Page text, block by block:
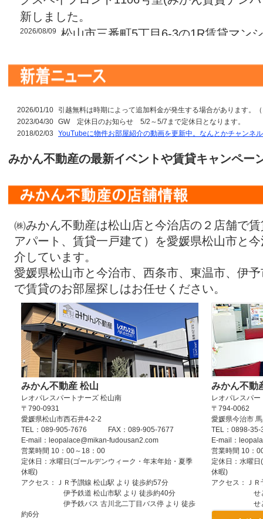
新しました。
2026/08/09
松山市三番町5丁目6-3の1R賃貸マン
2026/08/09 松山市上野町77のペット可(犬可)1K
ッヂ上野303号室(みかん賃貸ナンバー：
松山市桑原7丁目6-29の1R賃貸マン
(みかん賃貸ナンバー：32459)の情報を更新
松山市道後湯之町10-12の1K賃貸マン
た。
2026/08/09
松山市枝松6丁目9-6の1DK賃貸マン
402号室(みかん賃貸ナンバー：32498)の情報
2026/08/09
松山市美沢2丁目2-12のリノベーショ
ン、美沢レジデンス603号室(みかん賃貸ナン
更新しました。
2026/08/09
松山市松末1丁目2-11の1DK賃貸マン
ZERO206号室(みかん賃貸ナンバー：
た。
2026/08/09
松山市土居田町725-9の1K賃貸マンシ
居田17号室(みかん賃貸ナンバー：487582)の
2026/08/09
松山市山越4丁目9-36の2LDK賃貸ア
越202号室(みかん賃貸ナンバー：50203)の情
2026/08/09
松山市朝生田町1丁目5-15の1K賃貸
G&K402号室(みかん賃貸ナンバー：510343)
2026/08/09 松山市古三津1丁目20-4の2DK賃貸マ
津106号室(みかん賃貸ナンバー：25218)の情
2026/08/09
松山市安城寺町94-1の2DK賃貸マン
号室(みかん賃貸ナンバー：226340)の情報を
松山市土居町1104-1の2LDK賃貸アパ
2026/01/10
引越無料は時期によって追加料金が発生する場合があります。
2023/04/30 GW 定休日のお知らせ 5/2～5/7まで定休日となります。
2018/02/03
YouTubeに物件お部屋紹介の動画を更新中。なんとかチャンネ
みかん不動産の最新イベントや賃貸キャンペー
㈱みかん不動産は松山店と今治店の２店舗で
アパート、賃貸一戸建て）を愛媛県松山市と
介しています。
愛媛県松山市と今治市、西条市、東温市、伊
で賃貸のお部屋探しはお任せください。
みかん不動産 松山
レオパレスパートナーズ 松山南
〒790-0931
愛媛県松山市西石井4-2-2
TEL：089-905-7676 FAX：089-905-7677
E-mail：leopalace@mikan-fudousan2.com
営業時間 10：00～18：00
定休日：水曜日(ゴールデンウィーク・年末年始・夏季
休暇)
アクセス：ＪＲ予讃線 松山駅 より 徒歩約57分
伊予鉄道 松山市駅 より 徒歩約40分
伊予鉄バス 古川北二丁目バス停 より 徒歩
約6分
みかん不動
レオパレスパー
〒794-0062
愛媛県今治市
TEL：0898-
E-mail：
営業時間 10：
定休日：水曜
休暇)
アクセス：Ｊ
せとうち
せとうち